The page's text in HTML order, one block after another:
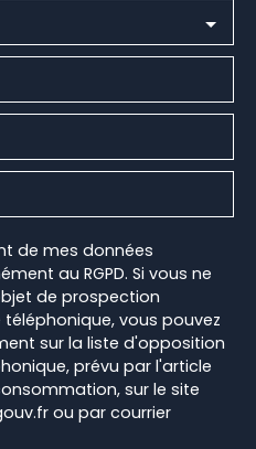
de mes données
au RGPD. Si vous ne
de prospection
vous pouvez
sur la liste d'opposition
prévu par l'article
sur le site
ou par courrier